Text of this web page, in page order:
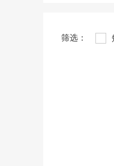
筛选：